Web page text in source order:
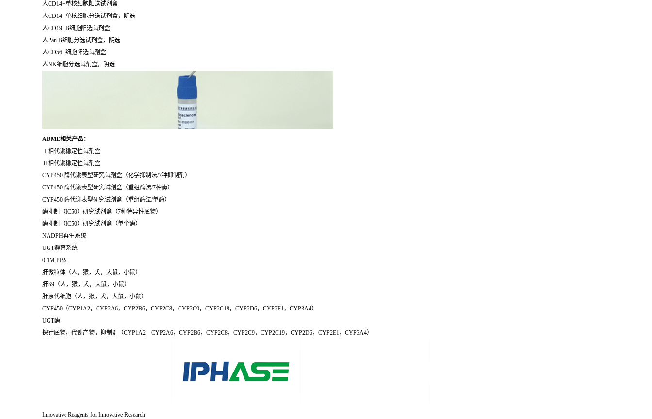
人CD14+单核细胞阳选试剂盒
人CD14+单核细胞分选试剂盒，阴选
人CD19+B细胞阳选试剂盒
人Pan B细胞分选试剂盒，阴选
人CD56+细胞阳选试剂盒
人NK细胞分选试剂盒，阴选
ADME相关产品：
Ⅰ相代谢稳定性试剂盒
Ⅱ相代谢稳定性试剂盒
CYP450 酶代谢表型研究试剂盒（化学抑制法/7种抑制剂）
CYP450 酶代谢表型研究试剂盒（重组酶法/7种酶）
CYP450 酶代谢表型研究试剂盒（重组酶法/单酶）
酶抑制（IC50）研究试剂盒（7种特异性底物）
酶抑制（IC50）研究试剂盒（单个酶）
NADPH再生系统
UGT孵育系统
0.1M PBS
肝微粒体（人，猴，犬，大鼠，小鼠）
肝S9（人，猴，犬，大鼠，小鼠）
肝原代细胞（人，猴，犬，大鼠，小鼠）
CYP450（CYP1A2，CYP2A6，CYP2B6，CYP2C8，CYP2C9，CYP2C19，CYP2D6，CYP2E1，CYP3A4）
UGT酶
探针底物，代谢产物，抑制剂（CYP1A2，CYP2A6，CYP2B6，CYP2C8，CYP2C9，CYP2C19，CYP2D6，CYP2E1，CYP3A4）
Innovative Reagents for Innovative Research